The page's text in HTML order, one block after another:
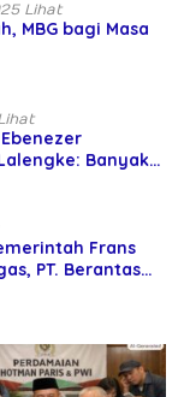
Lihat
MBG bagi Masa
Banyak
Frans
PT. Berantas